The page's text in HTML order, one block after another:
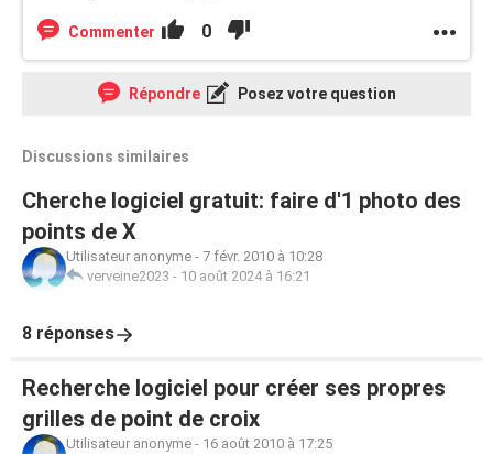
Commenter 0
Répondre Posez votre question
Discussions similaires
Cherche logiciel gratuit: faire d'1 photo des
points de X
Utilisateur anonyme - 7 févr. 2010 à 10:28
verveine2023 - 10 août 2024 à 16:21
8 réponses
Recherche logiciel pour créer ses propres
grilles de point de croix
Utilisateur anonyme - 16 août 2010 à 17:25